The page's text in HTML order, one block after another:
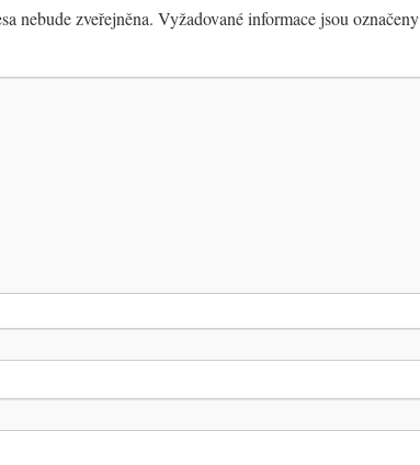
nebude zveřejněna. Vyžadované informace jsou označeny